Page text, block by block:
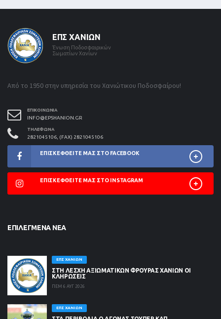
ΕΠΣ ΧΑΝΊΩΝ
Ένωση Ποδοσφαιρικών
Σωματίων Χανίων
Από το 1950 στην υπηρεσία του Χανιώτικου Ποδοσφαίρου!
ΕΠΙΚΟΙΝΩΝΊΑ
INFO@EPSHANION.GR
ΤΗΛΈΦΩΝΑ
2821045106, (FAX) 2821045106
ΕΠΙΣΚΕΦΘΕΊΤΕ ΜΑΣ ΣΤΟ FACEBOOK
ΕΠΙΣΚΕΦΘΕΊΤΕ ΜΑΣ ΣΤΟ INSTAGRAM
ΕΠΙΛΕΓΜΈΝΑ ΝΈΑ
ΕΠΣ ΧΑΝΊΩΝ
ΣΤΗ ΛΈΣΧΗ ΑΞΙΩΜΑΤΙΚΏΝ ΦΡΟΥΡΆΣ ΧΑΝΊΩΝ ΟΙ
ΚΛΗΡΏΣΕΙΣ
ΠΕΜ 6 ΑΥΓ 2026
ΕΠΣ ΧΑΝΊΩΝ